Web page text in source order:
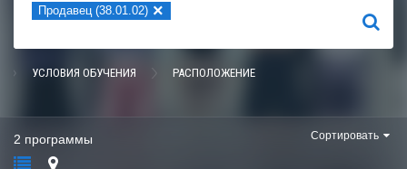
Продавец (38.01.02) ×
НАЙТИ
УСЛОВИЯ ОБУЧЕНИЯ РАСПОЛОЖЕНИЕ
2 программы Сортировать